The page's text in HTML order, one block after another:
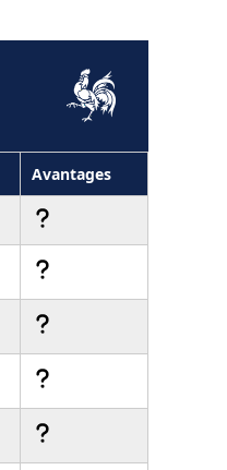
Avantages